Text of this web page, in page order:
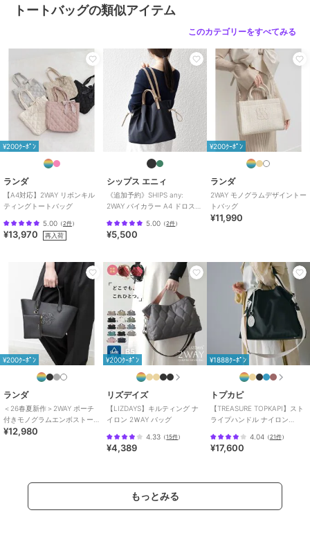
ト、シルバー、ピンク、ライトピ
ンク
アイボリー・ブラック・ピンク・
ホワイト・ライトグレー・ブル
ー・ピンクベージュ⇒合成皮革
（スムース）
シルバー⇒合成皮革（メタリッ
ライトピンク・ライトブルー⇒生
ナメル）
商品のお取り扱い方法
特徴
バッグ
合成皮革/人工皮革
式・二次会
/カジュアル/
モニー・入学式・卒業式
以上
トートバッグ
合成皮革/人工皮革/無地
20cm以下)
パーティー・結婚
式・二次会/カジュアル/セレ
モニー・入学式・卒業式
以上
原産国 中国製
トートバッグの類似アイテム
このカテゴリーをすべてみる
¥200ｸｰﾎﾟﾝ
ランダ
【A4対応】2WAY リボンキル
ティングトートバッグ
5.00 （2件）
¥13,970 再入荷
シップス エニィ
《追加予約》SHIPS any:
2WAY バイカラー A4 ドロスト
5.00 （2件）
¥5,500
¥200ｸｰﾎﾟﾝ
ランダ
2WAY モノグラムデザイントー
トバッグ
¥11,990
¥200ｸｰﾎﾟﾝ
ランダ
＜26春夏新作＞2WAY ポーチ
付きモノグラムエンボストー
トバッグ
¥12,980
¥200ｸｰﾎﾟﾝ
リズデイズ
【LIZDAYS】キルティング ナ
イロン 2ＷAY バッグ
4.33 （15件）
¥4,389
¥1888ｸｰﾎﾟﾝ
トプカピ
【TREASURE TOPKAPI】スト
ライプハンドル ナイロン
4.04 （21件）
¥17,600
もっとみる